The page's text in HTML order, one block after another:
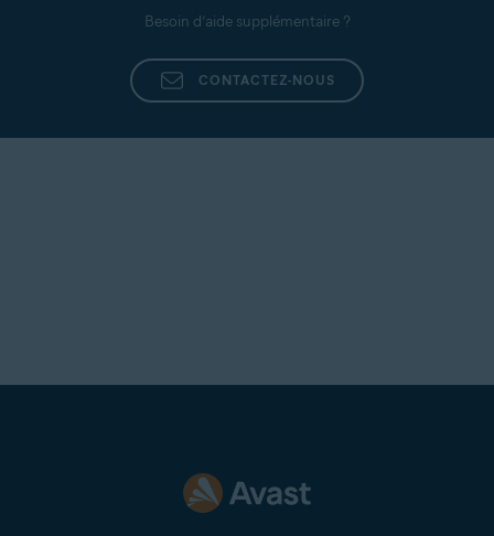
Besoin d’aide supplémentaire ?
CONTACTEZ-NOUS